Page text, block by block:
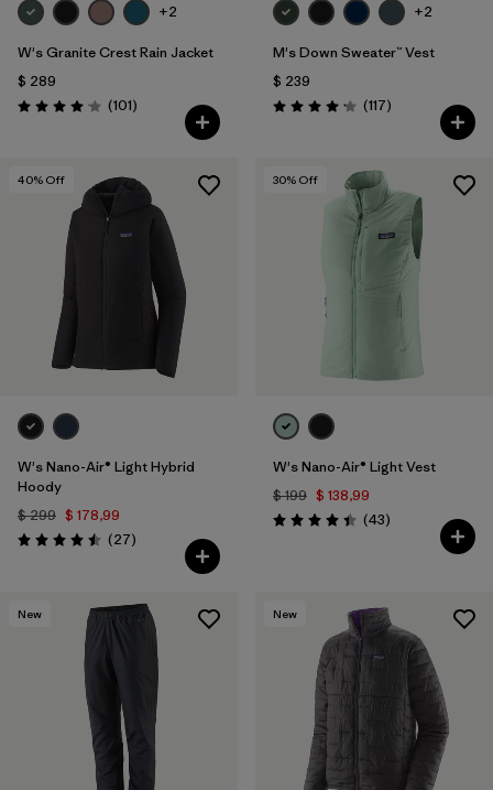
+2
W's Granite Crest Rain Jacket
$ 289
Valoración: 4.1 / 5
(101Comentarios
)
+2
M's Down Sweater™ Vest
$ 239
Valoración: 4.2 / 5
(117Comentarios
)
40% Off
W's Nano-Air® Light Hybrid
Hoody
$ 299 $ 178,99
Valoración: 4.5 / 5
(27Comentarios
)
30% Off
W's Nano-Air® Light Vest
$ 199 $ 138,99
Valoración: 4.4 / 5
(43Comentarios
)
New New